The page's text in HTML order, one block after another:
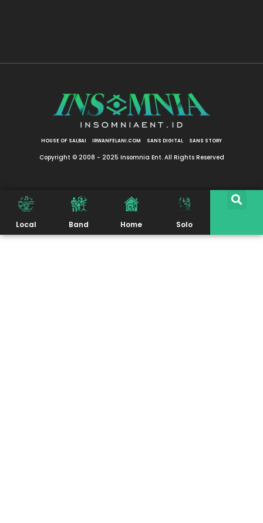
HOUSE OF SALBAI IRWANFELANI.COM SANS DIGITAL SANS STORY
Copyright © 2008 - 2025 Insomnia Ent. All Rights Reserved
Local Band Home Solo